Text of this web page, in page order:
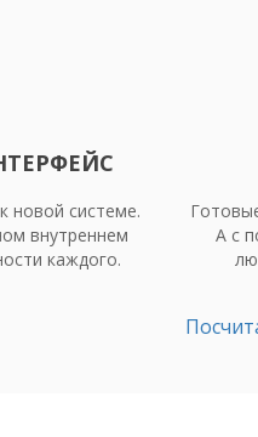
новой системе.
внутреннем
каждого.
А с